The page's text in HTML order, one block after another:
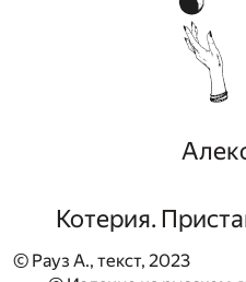
Котерия.
© Рауз А., текст, 2023